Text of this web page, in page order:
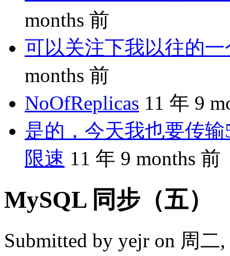
months 前
可以关注下我以往的
months 前
NoOfReplicas 11 年 9
是的，今天我也要传
限速 11 年 9 months 前
MySQL 同步（五）
Submitted by yejr on 周二,